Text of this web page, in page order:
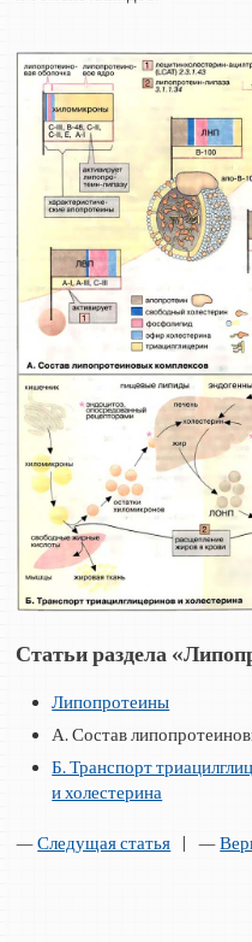
Статьи раздела
Липопротеины
А. Состав
Б. Транспорт
и холестерина
—Следущая статья | —